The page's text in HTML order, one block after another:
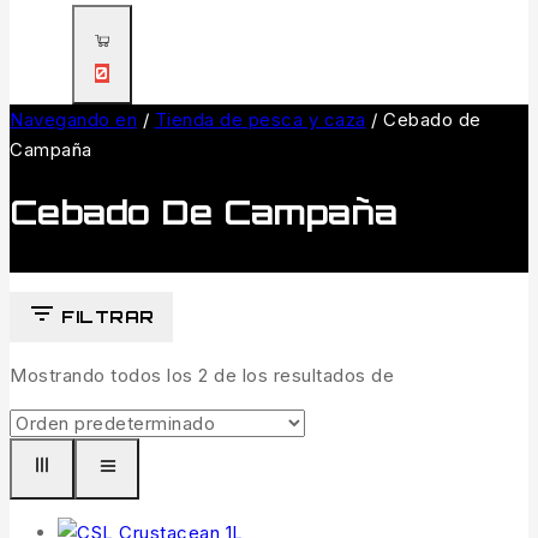
0
Navegando en / Tienda de pesca y caza / Cebado de
Campaña
Cebado De Campaña
FILTRAR
Mostrando todos los 2 de los resultados de